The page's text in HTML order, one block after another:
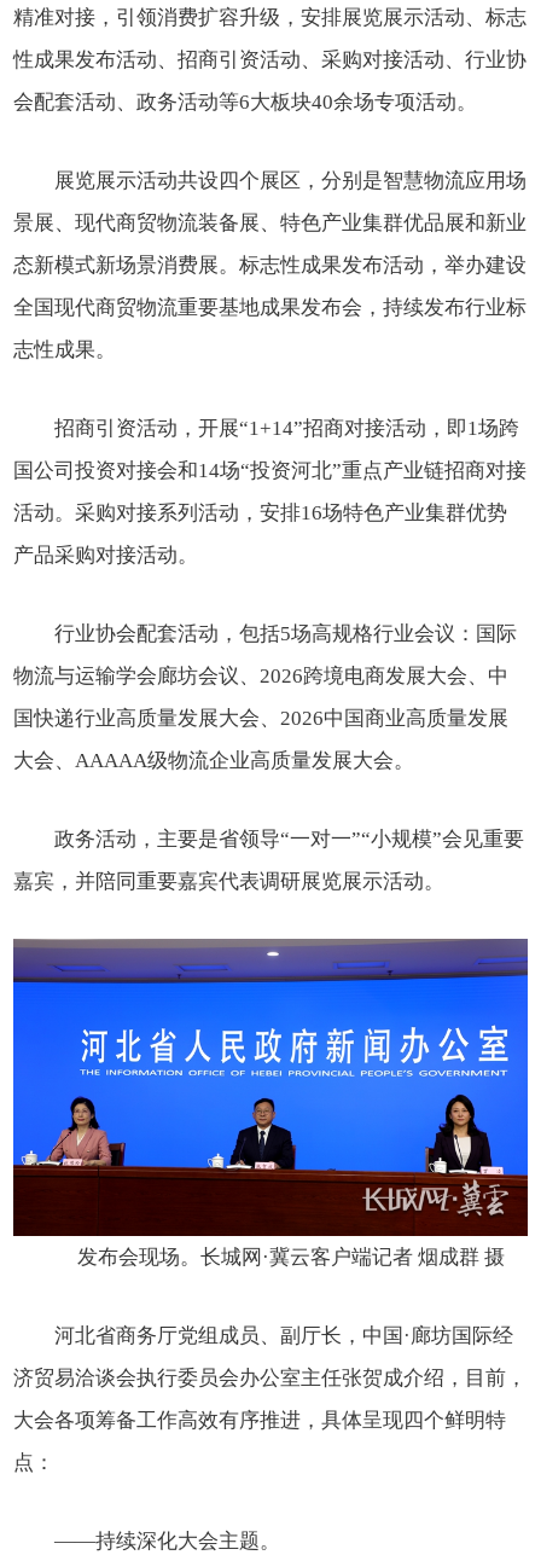
精准对接，引领消费扩容升级，安排展览展示活动、标志
性成果发布活动、招商引资活动、采购对接活动、行业协
会配套活动、政务活动等6大板块40余场专项活动。
展览展示活动共设四个展区，分别是智慧物流应用场
景展、现代商贸物流装备展、特色产业集群优品展和新业
态新模式新场景消费展。标志性成果发布活动，举办建设
全国现代商贸物流重要基地成果发布会，持续发布行业标
志性成果。
招商引资活动，开展“1+14”招商对接活动，即1场跨
国公司投资对接会和14场“投资河北”重点产业链招商对接
活动。采购对接系列活动，安排16场特色产业集群优势
产品采购对接活动。
行业协会配套活动，包括5场高规格行业会议：国际
物流与运输学会廊坊会议、2026跨境电商发展大会、中
国快递行业高质量发展大会、2026中国商业高质量发展
大会、AAAAA级物流企业高质量发展大会。
政务活动，主要是省领导“一对一”“小规模”会见重要
嘉宾，并陪同重要嘉宾代表调研展览展示活动。
发布会现场。长城网·冀云客户端记者 烟成群 摄
河北省商务厅党组成员、副厅长，中国·廊坊国际经
济贸易洽谈会执行委员会办公室主任张贺成介绍，目前，
大会各项筹备工作高效有序推进，具体呈现四个鲜明特
点：
——持续深化大会主题。